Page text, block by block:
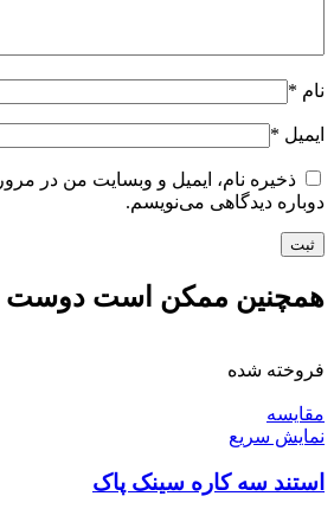
نام *
ایمیل *
ذخیره نام، ایمیل و وبسایت من در
دوباره دیدگاهی می‌نویسم.
همچنین ممکن است دوست
فروخته شده
مقايسه
نمایش سریع
استند سه کاره سینک پاک